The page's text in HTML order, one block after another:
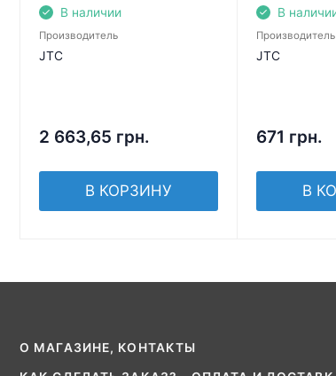
В наличии
Производитель
JTC
2 663,65 грн.
В КОРЗИНУ
В
Производитель
JTC
671 грн.
В
О МАГАЗИНЕ, КОНТАКТЫ